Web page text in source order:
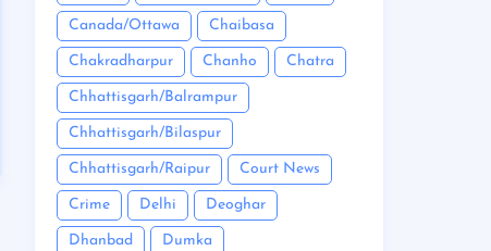
Canada/Ottawa Chaibasa
Chakradharpur Chanho Chatra
Chhattisgarh/Balrampur
Chhattisgarh/Bilaspur
Chhattisgarh/Raipur Court News
Crime Delhi Deoghar
Dhanbad Dumka